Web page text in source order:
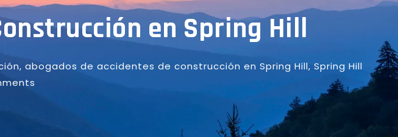
en Spring Hill
, abogados de accidentes de construcción en Spring Hill, Spring Hill